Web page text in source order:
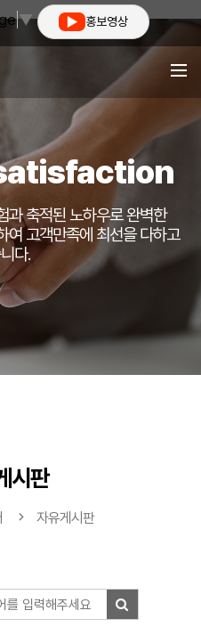
▼ 홍보영상
과 축적된 노하우로 완벽한
여고객만족에 최선을 다하고
다.
시판
자유게시판